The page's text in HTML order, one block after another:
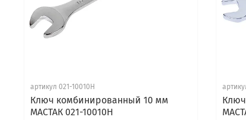
артикул 021-10010H
Ключ комбинированный 10 мм
МАСТАК 021-10010H